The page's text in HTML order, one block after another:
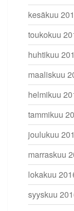
kesäkuu
toukokuu
huhtikuu
maaliskuu
helmikuu
tammikuu
joulukuu
marraskuu
lokakuu
syyskuu